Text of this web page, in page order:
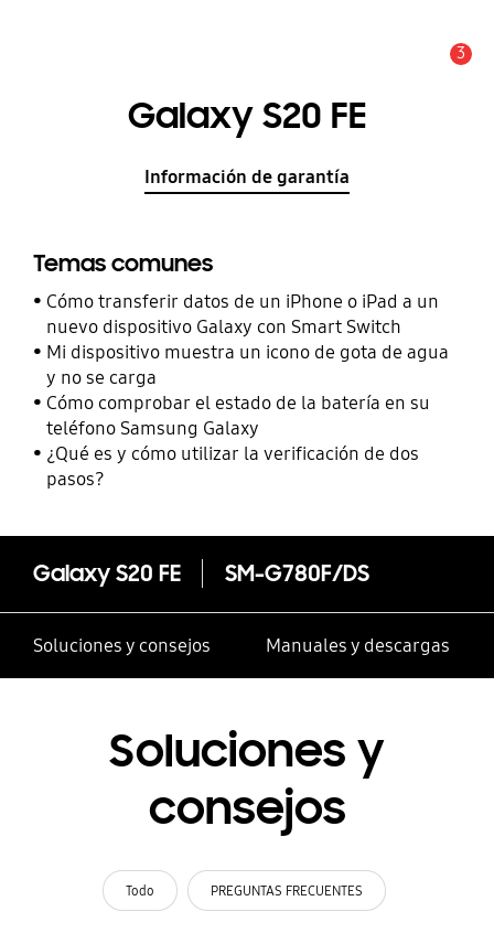
3
Galaxy S20 FE
Información de garantía
Temas comunes
Cómo transferir datos de un iPhone o iPad a un
nuevo dispositivo Galaxy con Smart Switch
Mi dispositivo muestra un icono de gota de agua
y no se carga
Cómo comprobar el estado de la batería en su
teléfono Samsung Galaxy
¿Qué es y cómo utilizar la verificación de dos
pasos?
Galaxy S20 FE SM-G780F/DS
Soluciones y consejos Manuales y descargas
Soluciones y
consejos
Todo PREGUNTAS FRECUENTES